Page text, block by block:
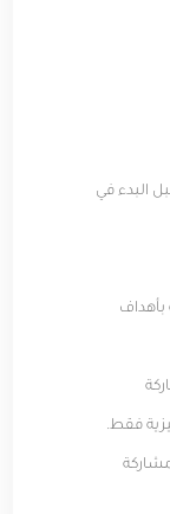
البدء في
بأهداف